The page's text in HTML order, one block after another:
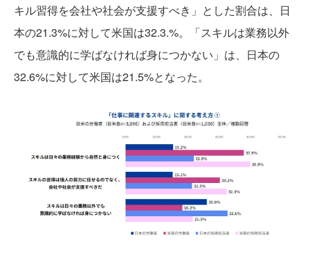
キル習得を会社や社会が支援すべき」とした割合は、日
本の21.3%に対して米国は32.3.%。「スキルは業務以外
でも意識的に学ばなければ身につかない」は、日本の
32.6%に対して米国は21.5%となった。